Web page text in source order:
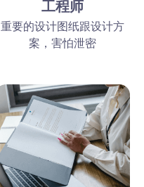
工程师
重要的设计图纸跟设计方
案，害怕泄密